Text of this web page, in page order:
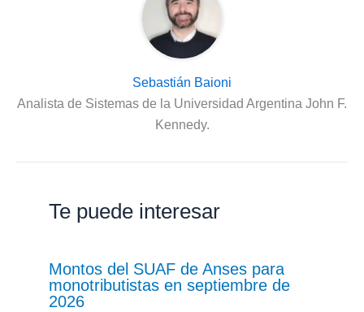
Sebastián Baioni
Analista de Sistemas de la Universidad Argentina John F.
Kennedy.
Te puede interesar
Montos del SUAF de Anses para
monotributistas en septiembre de
2026